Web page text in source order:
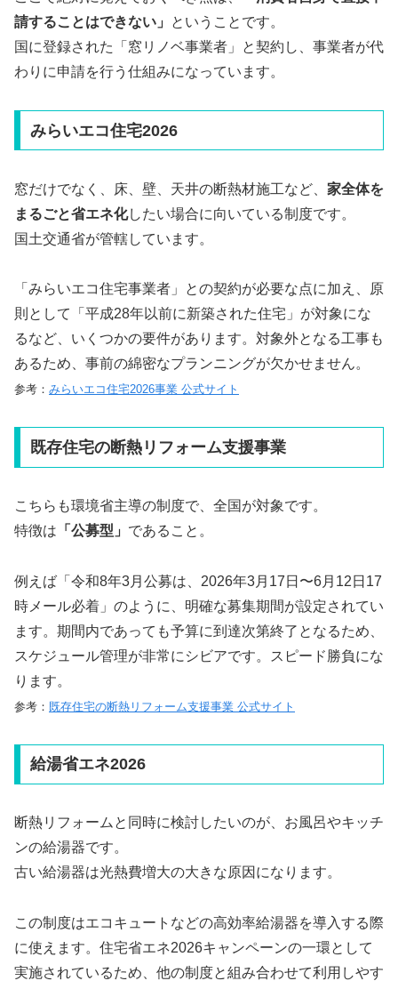
請することはできない」
ということです。
国に登録された「窓リノベ事業者」と契約し、事業者が代
わりに申請を行う仕組みになっています。
みらいエコ住宅2026
窓だけでなく、床、壁、天井の断熱材施工など、 家全体を
まるごと省エネ化したい場合に向いている制度です。
国土交通省が管轄しています。
「みらいエコ住宅事業者」との契約が必要な点に加え、原
則として「平成28年以前に新築された住宅」が対象にな
るなど、いくつかの要件があります。対象外となる工事も
あるため、事前の綿密なプランニングが欠かせません。
参考： みらいエコ住宅2026事業 公式サイト
既存住宅の断熱リフォーム支援事業
こちらも環境省主導の制度で、全国が対象です。
特徴は 「公募型」 であること。
例えば「令和8年3月公募は、2026年3月17日〜6月12日17
時メール必着」のように、明確な募集期間が設定されてい
ます。期間内であっても予算に到達次第終了となるため、
スケジュール管理が非常にシビアです。スピード勝負にな
ります。
参考： 既存住宅の断熱リフォーム支援事業 公式サイト
給湯省エネ2026
断熱リフォームと同時に検討したいのが、お風呂やキッチ
ンの給湯器です。
古い給湯器は光熱費増大の大きな原因になります。
この制度はエコキュートなどの高効率給湯器を導入する際
に使えます。住宅省エネ2026キャンペーンの一環として
実施されているため、他の制度と組み合わせて利用しやす